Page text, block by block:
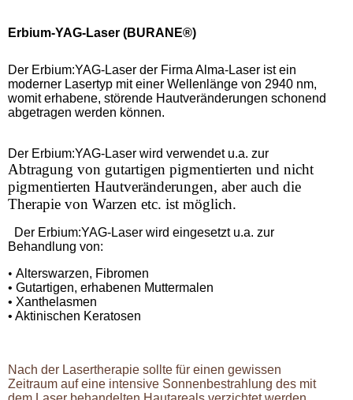
Erbium-YAG-Laser (BURANE®)
Der Erbium:YAG-Laser der Firma Alma-Laser ist ein
moderner Lasertyp mit einer Wellenlänge von 2940 nm,
womit erhabene, störende Hautveränderungen schonend
abgetragen werden können.
Der Erbium:YAG-Laser wird verwendet u.a. zur
Abtragung von gutartigen pigmentierten und nicht
pigmentierten Hautveränderungen, aber auch die
Therapie von Warzen etc. ist möglich.
Der Erbium:YAG-Laser wird eingesetzt u.a. zur
Behandlung von:
• Alterswarzen, Fibromen
• Gutartigen, erhabenen Muttermalen
• Xanthelasmen
• Aktinischen Keratosen
Nach der Lasertherapie sollte für einen gewissen
Zeitraum auf eine intensive Sonnenbestrahlung des mit